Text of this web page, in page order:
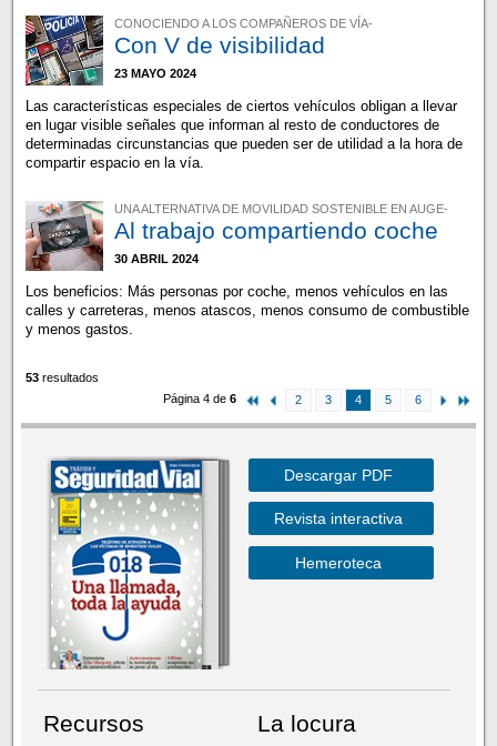
CONOCIENDO A LOS COMPAÑEROS DE VÍA-
Con V de visibilidad
23 MAYO 2024
Las características especiales de ciertos vehículos obligan a llevar
en lugar visible señales que informan al resto de conductores de
determinadas circunstancias que pueden ser de utilidad a la hora de
compartir espacio en la vía.
UNA ALTERNATIVA DE MOVILIDAD SOSTENIBLE EN AUGE-
Al trabajo compartiendo coche
30 ABRIL 2024
Los beneficios: Más personas por coche, menos vehículos en las
calles y carreteras, menos atascos, menos consumo de combustible
y menos gastos.
53resultados
Página 4 de6 2 3 4 5 6
Descargar PDF
Revista interactiva
Hemeroteca
Recursos
La locura